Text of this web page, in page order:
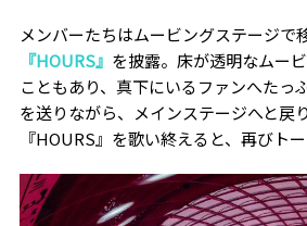
メンバーたちはムービングステージで
『HOURS』 を披露。床が透明なムー
こともあり、真下にいるファンへたっ
を送りながら、メインステージへと戻
『HOURS』を歌い終えると、再びトー